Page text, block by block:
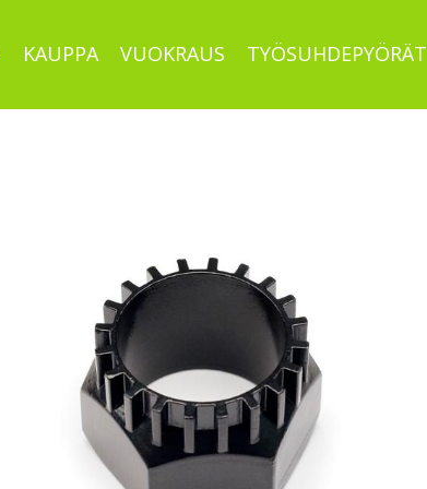
KAUPPA VUOKRAUS TYÖSUHDEPYÖRÄT